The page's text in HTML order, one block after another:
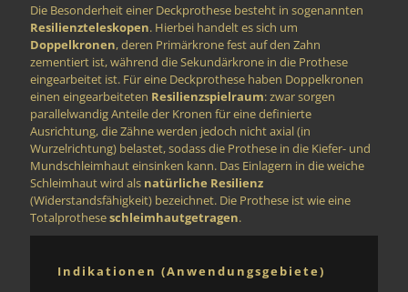
Die Besonderheit einer Deckprothese besteht in sogenannten
Resilienzteleskopen. Hierbei handelt es sich um
Doppelkronen, deren Primärkrone fest auf den Zahn
zementiert ist, während die Sekundärkrone in die Prothese
eingearbeitet ist. Für eine Deckprothese haben Doppelkronen
einen eingearbeiteten Resilienzspielraum: zwar sorgen
parallelwandig Anteile der Kronen für eine definierte
Ausrichtung, die Zähne werden jedoch nicht axial (in
Wurzelrichtung) belastet, sodass die Prothese in die Kiefer- und
Mundschleimhaut einsinken kann. Das Einlagern in die weiche
Schleimhaut wird als natürliche Resilienz
(Widerstandsfähigkeit) bezeichnet. Die Prothese ist wie eine
Totalprotheseschleimhautgetragen.
Indikationen (Anwendungsgebiete)